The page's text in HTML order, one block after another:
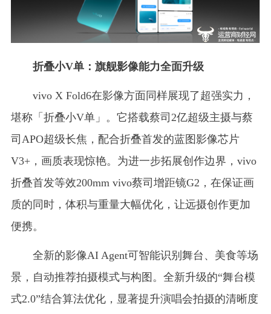
折叠小V单：旗舰影像能力全面升级
vivo X Fold6在影像方面同样展现了超强实力，
堪称「折叠小V单」。它搭载蔡司2亿超级主摄与蔡
司APO超级长焦，配合折叠首发的蓝图影像芯片
V3+，画质表现惊艳。为进一步拓展创作边界，vivo
折叠首发等效200mm vivo蔡司增距镜G2，在保证画
质的同时，体积与重量大幅优化，让远摄创作更加
便携。
全新的影像AI Agent可智能识别舞台、美食等场
景，自动推荐拍摄模式与构图。全新升级的“舞台模
式2.0”结合算法优化，显著提升演唱会拍摄的清晰度